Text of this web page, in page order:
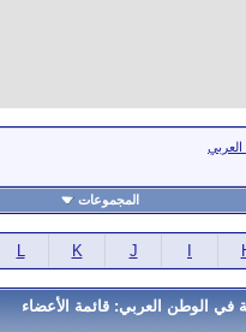
المجموعات
J
K
L
في الوطن العربي: قائمة الأعضاء